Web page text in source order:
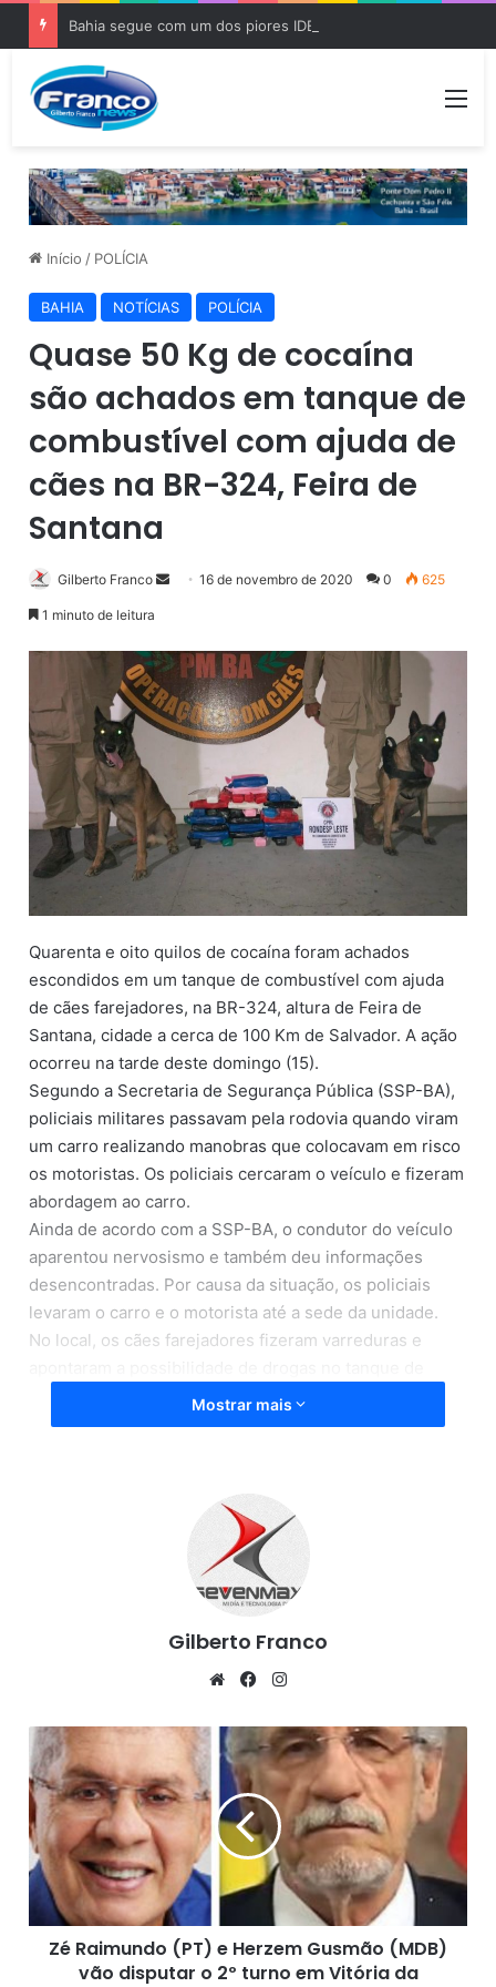
Início / POLÍCIA
BAHIA NOTÍCIAS POLÍCIA
Quase 50 Kg de cocaína
são achados em tanque de
combustível com ajuda de
cães na BR-324, Feira de
Santana
Gilberto Franco
d
u
m
m
a
16 de novembro de 2020 0 625
1 minuto de leitura
Quarenta e oito quilos de cocaína foram achados
escondidos em um tanque de combustível com ajuda
de cães farejadores, na BR-324, altura de Feira de
Santana, cidade a cerca de 100 Km de Salvador. A ação
ocorreu na tarde deste domingo (15).
Segundo a Secretaria de Segurança Pública (SSP-BA),
policiais militares passavam pela rodovia quando viram
um carro realizando manobras que colocavam em risco
os motoristas. Os policiais cercaram o veículo e fizeram
abordagem ao carro.
Ainda de acordo com a SSP-BA, o condutor do veículo
aparentou nervosismo e também deu informações
desencontradas. Por causa da situação, os policiais
levaram o carro e o motorista até a sede da unidade.
No local, os cães farejadores fizeram varreduras e
combustível. Dentro do equipamento foram
encontrados 48 tabletes de cocaína. As drogas e o
Fonte: G1 Bahia, 16/11/2020
Mostrar mais
Gilberto Franco
We
te
Fa
bo
ok
ra
m
é
R
a
i
m
u
d
Zé Raimundo (PT) e Herzem Gusmão (MDB)
vão disputar o 2º turno em Vitória da